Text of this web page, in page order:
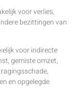
voor verlies,
bezittingen van
voor indirecte
gemiste omzet,
en opgelegde